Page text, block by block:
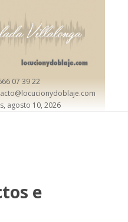
07 39 22
agosto 10, 2026
e